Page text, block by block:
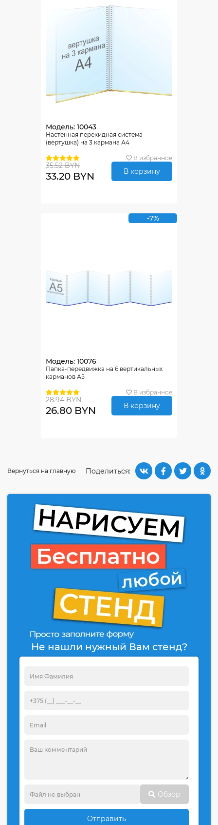
Модель: 10043
Настенная перекидная система
(вертушка) на 3 кармана А4
В избранное
35.52 BYN
33.20 BYN В корзину
-7%
Модель: 10076
Папка-передвижка на 6 вертикальных
карманов А5
В избранное
28.94 BYN
26.80 BYN В корзину
Поделиться:
Вернуться на главную
Не нашли нужный Вам стенд?
Обзор
Отправить